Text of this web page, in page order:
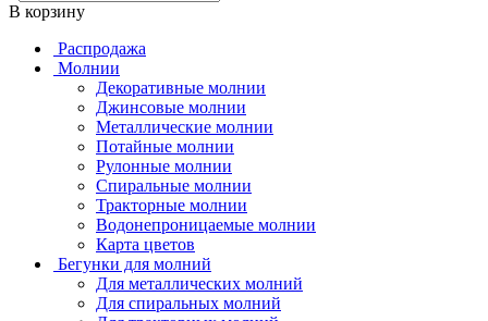
В корзину
Распродажа
Молнии
Декоративные молнии
Джинсовые молнии
Металлические молнии
Потайные молнии
Рулонные молнии
Спиральные молнии
Тракторные молнии
Водонепроницаемые молнии
Карта цветов
Бегунки для молний
Для металлических молний
Для спиральных молний